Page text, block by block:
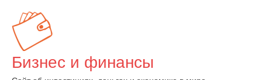
содержимому
Бизнес и финансы